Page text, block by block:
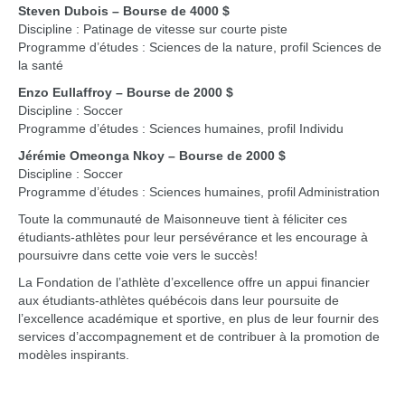
Steven Dubois – Bourse de 4000 $
Discipline : Patinage de vitesse sur courte piste
Programme d’études : Sciences de la nature, profil Sciences de
la santé
Enzo Eullaffroy – Bourse de 2000 $
Discipline : Soccer
Programme d’études : Sciences humaines, profil Individu
Jérémie Omeonga Nkoy – Bourse de 2000 $
Discipline : Soccer
Programme d’études : Sciences humaines, profil Administration
Toute la communauté de Maisonneuve tient à féliciter ces
étudiants-athlètes pour leur persévérance et les encourage à
poursuivre dans cette voie vers le succès!
La Fondation de l’athlète d’excellence offre un appui financier
aux étudiants-athlètes québécois dans leur poursuite de
l’excellence académique et sportive, en plus de leur fournir des
services d’accompagnement et de contribuer à la promotion de
modèles inspirants.